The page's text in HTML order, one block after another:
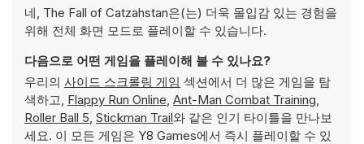
네, The Fall of Catzahstan은(는) 더욱 몰입감 있는 경험을
위해 전체 화면 모드로 플레이할 수 있습니다.
다음으로 어떤 게임을 플레이해 볼 수 있나요?
우리의 사이드 스크롤링 게임 섹션에서 더 많은 게임을 탐
색하고, Flappy Run Online, Ant-Man Combat Training,
Roller Ball 5, Stickman Trail와 같은 인기 타이틀을 만나보
세요. 이 모든 게임은 Y8 Games에서 즉시 플레이할 수 있